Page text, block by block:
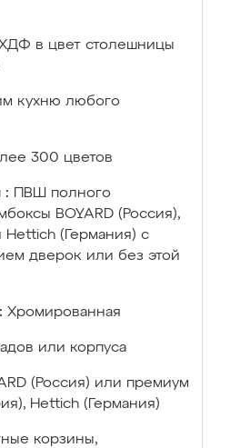
в цвет столешницы
кухню любого
300 цветов
:
ПВШ полного
BOYARD (Россия),
Hettich (Германия) с
дверок или без этой
Хромированная
или корпуса
(Россия) или премиум
Hettich (Германия)
корзины,